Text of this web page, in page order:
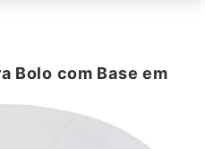
Bolo com Base em